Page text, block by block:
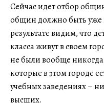
Сейчас идет отбор
общин должно быть уже
результате видим, что
класса живут в своем
не были вообще
которые в этом городе
учебных заведениях –
высших.